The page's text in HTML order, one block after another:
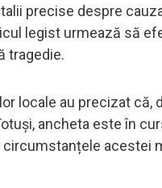
precise despre
legist urmează să
tragedie.
locale au precizat
ancheta este în
circumstanțele acestei